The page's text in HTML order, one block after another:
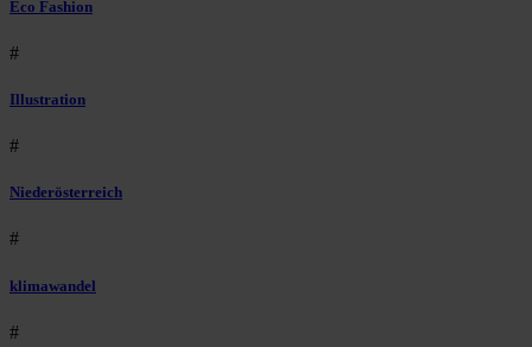
Eco Fashion
#
Illustration
#
Niederösterreich
#
klimawandel
#